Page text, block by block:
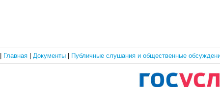
Главная Документы Публичные слушания и общественные